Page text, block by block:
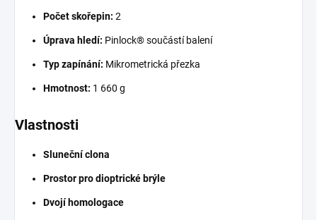
Počet skořepin: 2
Úprava hledí: Pinlock® součástí balení
Typ zapínání: Mikrometrická přezka
Hmotnost: 1 660 g
Vlastnosti
Sluneční clona
Prostor pro dioptrické brýle
Dvojí homologace